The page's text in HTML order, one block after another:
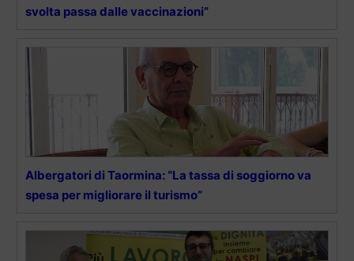
svolta passa dalle vaccinazioni”
Albergatori di Taormina: “La tassa di soggiorno va
spesa per migliorare il turismo”